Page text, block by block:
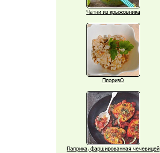
Чатни из крыжовника
ПлоризО
Паприка, фаршированная чечевицей